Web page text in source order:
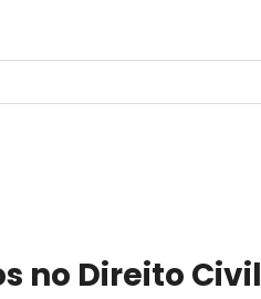
no Direito Civil